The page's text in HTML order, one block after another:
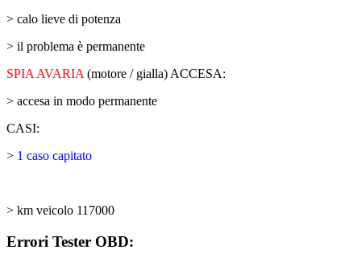
> calo lieve di potenza
> il problema è permanente
SPIA AVARIA (motore / gialla) ACCESA:
> accesa in modo permanente
CASI:
> 1 caso capitato
> km veicolo 117000
Errori Tester OBD: